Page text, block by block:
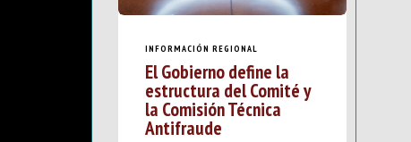
INFORMACIÓN REGIONAL
El Gobierno define la
estructura del Comité y
la Comisión Técnica
Antifraude